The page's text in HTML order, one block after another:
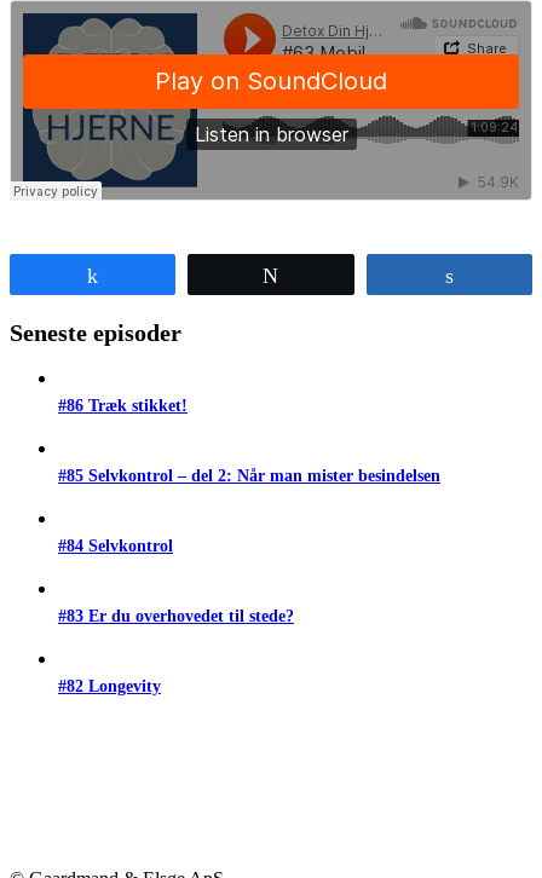
Seneste episoder
#86 Træk stikket!
#85 Selvkontrol – del 2: Når man mister besindelsen
#84 Selvkontrol
#83 Er du overhovedet til stede?
#82 Longevity